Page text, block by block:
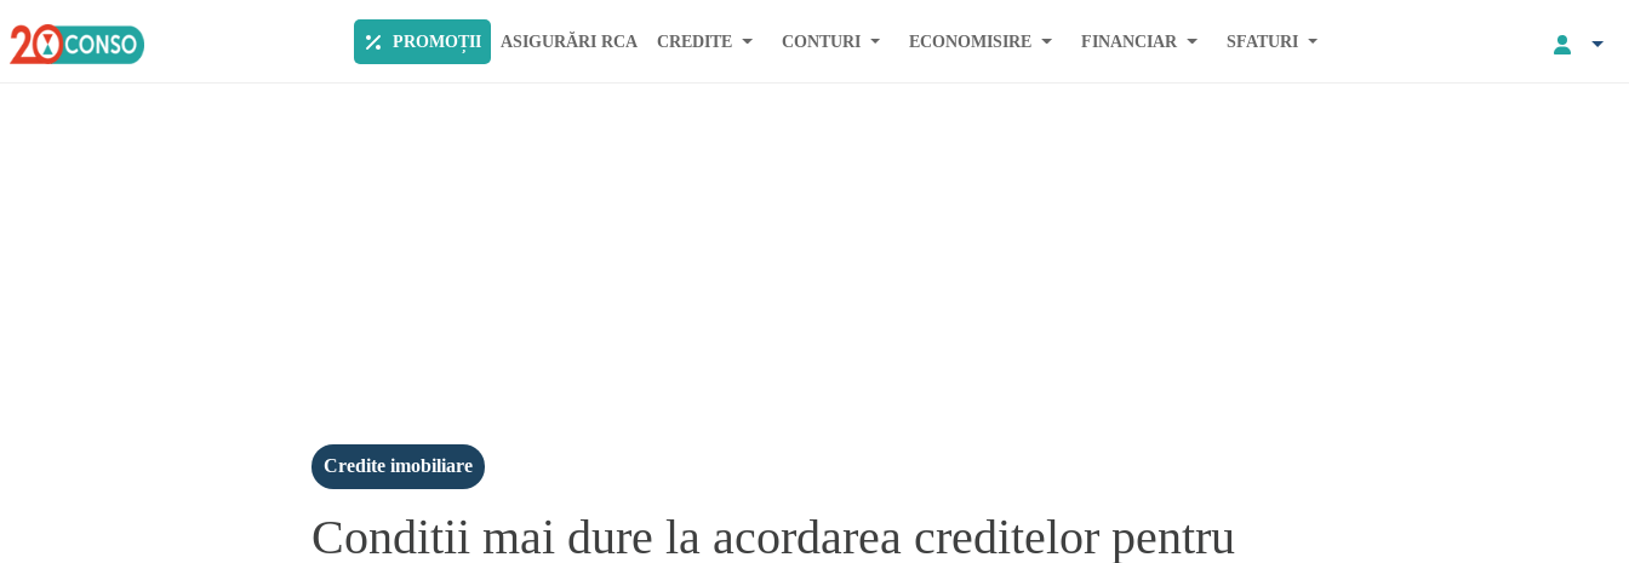
PROMOȚII ASIGURĂRI RCA CREDITE CONTURI ECONOMISIRE FINANCIAR SFATURI
Credite imobiliare
Conditii mai dure la acordarea creditelor pentru